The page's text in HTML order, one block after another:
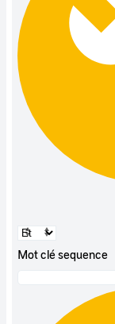
Mot clé sequence